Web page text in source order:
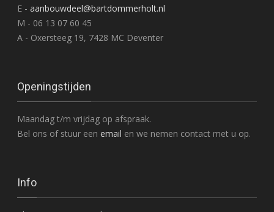
E - aanbouwdeel@bartdommerholt.nl
M - 06 13 07 60 45
A - Oxersteeg 19, 7428 MC Deventer
Openingstijden
Maandag t/m vrijdag op afspraak.
Bel ons of stuur een email en we nemen contact met u op.
Info